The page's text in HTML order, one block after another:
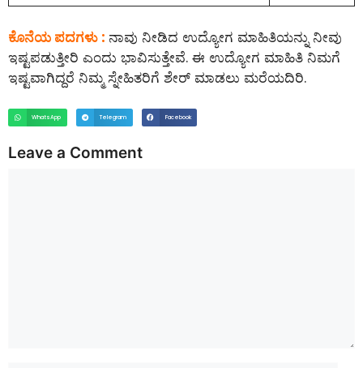
ಕೊನೆಯ ಪದಗಳು : ನಾವು ನೀಡಿದ ಉದ್ಯೋಗ ಮಾಹಿತಿಯನ್ನು ನೀವು
ಇಷ್ಟಪಡುತ್ತೀರಿ ಎಂದು ಭಾವಿಸುತ್ತೇವೆ. ಈ ಉದ್ಯೋಗ ಮಾಹಿತಿ ನಿಮಗೆ
ಇಷ್ಟವಾಗಿದ್ದರೆ ನಿಮ್ಮ ಸ್ನೇಹಿತರಿಗೆ ಶೇರ್ ಮಾಡಲು ಮರೆಯದಿರಿ.
WhatsApp Telegram Facebook
Leave a Comment